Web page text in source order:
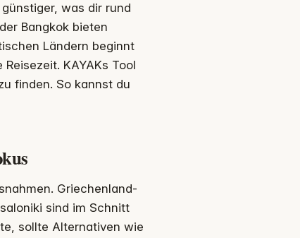
was dir rund
Bangkok bieten
Ländern beginnt
KAYAKs Tool
finden. So kannst du
Griechenland-
sind im Schnitt
sollte Alternativen wie